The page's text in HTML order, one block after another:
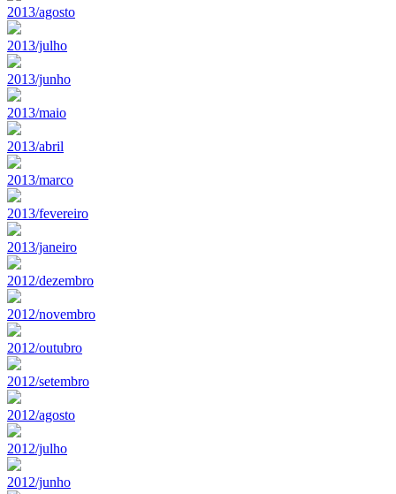
2013/agosto
2013/julho
2013/junho
2013/maio
2013/abril
2013/marco
2013/fevereiro
2013/janeiro
2012/dezembro
2012/novembro
2012/outubro
2012/setembro
2012/agosto
2012/julho
2012/junho